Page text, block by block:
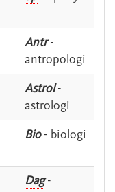
Antr-
antropologi
Astrol-
astrologi
Bio- biologi
Dag-